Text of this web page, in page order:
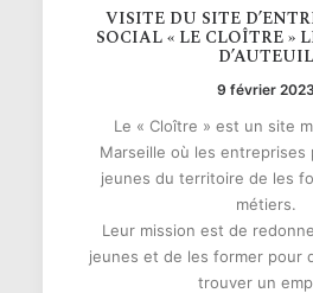
VISITE DU SITE
SOCIAL « LE CLOÎTRE »
D’AUTEUIL
9 février 2023
Le « Cloître » est un site
Marseille où les entreprises
jeunes du territoire de les
métiers.
Leur mission est de
jeunes et de les former pour
trouver un